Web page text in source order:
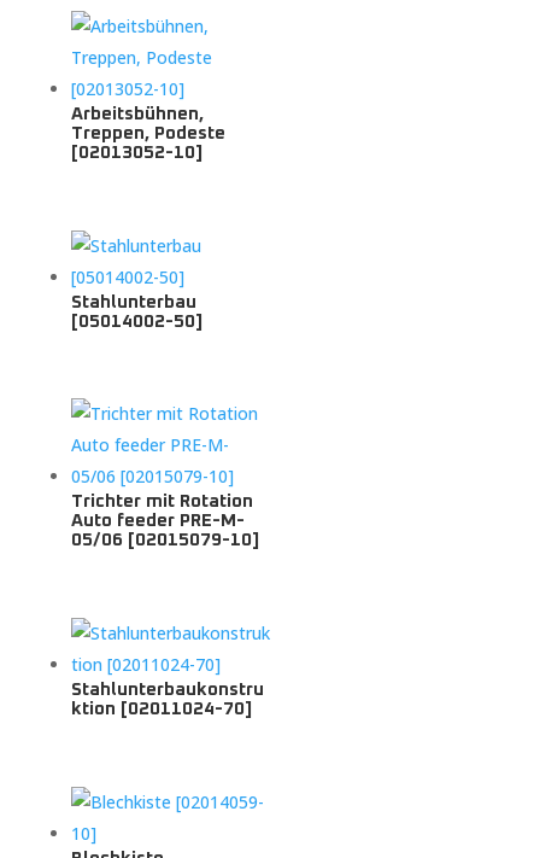
Arbeitsbühnen,
Treppen, Podeste
[02013052-10]
Stahlunterbau
[05014002-50]
Trichter mit Rotation
Auto feeder PRE-M-
05/06 [02015079-10]
Stahlunterbaukonstru
ktion [02011024-70]